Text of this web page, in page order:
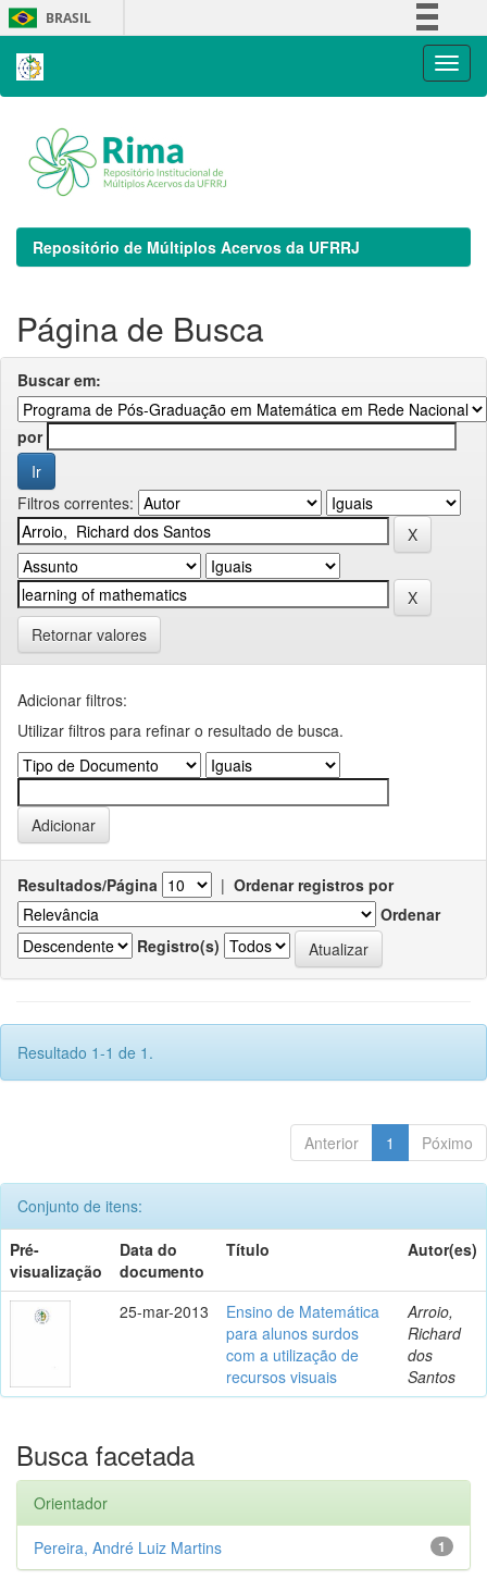
Skip
navigation
BRASIL
Repositório de Múltiplos Acervos da UFRRJ
Página de Busca
Buscar em:
por
Filtros correntes:
Retornar valores
Adicionar filtros:
Utilizar filtros para refinar o resultado de busca.
Resultados/Página | Ordenar registros por
Ordenar
Registro(s)
Resultado 1-1 de 1.
Anterior 1 Póximo
Conjunto de itens:
Pré-
visualização
Data do
documento
Título Autor(es)
25-mar-2013
Ensino de Matemática
para alunos surdos
com a utilização de
recursos visuais
Arroio,
Richard
dos
Santos
Busca facetada
Orientador
1
Pereira, André Luiz Martins